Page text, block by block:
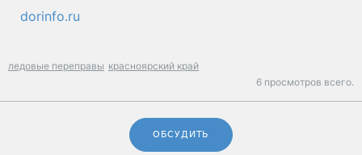
dorinfo.ru
ледовые переправы красноярский край
6 просмотров всего.
ОБСУДИТЬ